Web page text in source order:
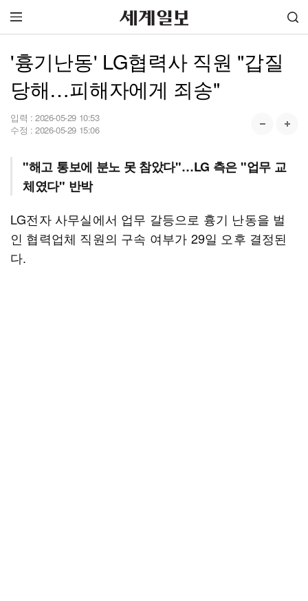
'흉기난동' LG협력사 직원 "갑질
당해…피해자에게 죄송"
입력 : 2026-05-29 10:53
수정 : 2026-05-29 15:06
"해고 통보에 분노 못 참았다"…LG 측은 "업무 교
체였다" 반박
LG전자 사무실에서 업무 갈등으로 흉기 난동을 벌
인 협력업체 직원의 구속 여부가 29일 오후 결정된
다.